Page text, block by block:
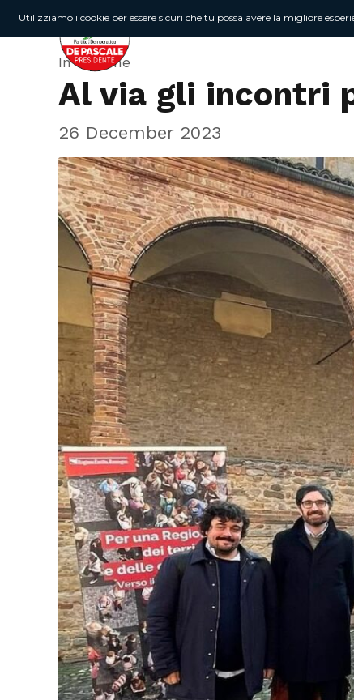
In Regione
Al via gli incontri
26 December 2023
Utilizziamo i cookie per essere sicuri che tu possa avere la migliore